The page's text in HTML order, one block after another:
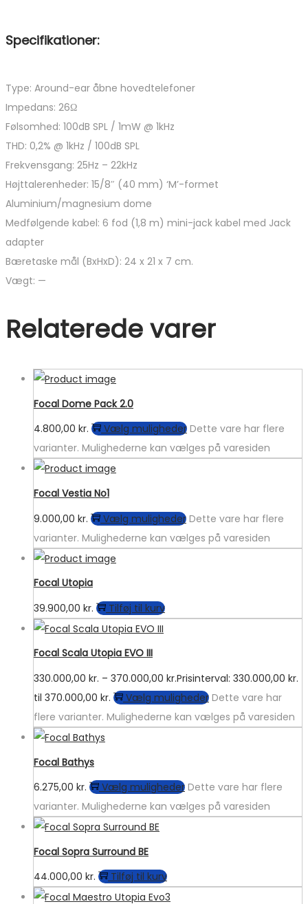
Specifikationer:
Type: Around-ear åbne hovedtelefoner
Impedans: 26Ω
Følsomhed: 100dB SPL / 1mW @ 1kHz
THD: 0,2% @ 1kHz / 100dB SPL
Frekvensgang: 25Hz – 22kHz
Højttalerenheder: 15/8″ (40 mm) ‘M’-formet
Aluminium/magnesium dome
Medfølgende kabel: 6 fod (1,8 m) mini-jack kabel med Jack
adapter
Bæretaske mål (BxHxD): 24 x 21 x 7 cm.
Vægt: —
Relaterede varer
Focal Dome Pack 2.0
4.800,00 kr. Vælg muligheder Dette vare har flere
varianter. Mulighederne kan vælges på varesiden
Focal Vestia No1
9.000,00 kr. Vælg muligheder Dette vare har flere
varianter. Mulighederne kan vælges på varesiden
Focal Utopia
39.900,00 kr. Tilføj til kurv
Focal Scala Utopia EVO III
330.000,00 kr. – 370.000,00 kr.Prisinterval: 330.000,00 kr.
til 370.000,00 kr.
Vælg muligheder Dette vare har
flere varianter. Mulighederne kan vælges på varesiden
Focal Bathys
6.275,00 kr. Vælg muligheder Dette vare har flere
varianter. Mulighederne kan vælges på varesiden
Focal Sopra Surround BE
44.000,00 kr. Tilføj til kurv